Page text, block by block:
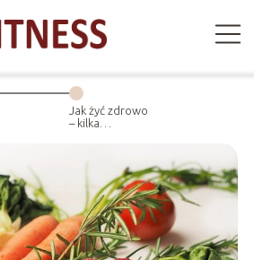
Jak żyć zdrowo
– kilka